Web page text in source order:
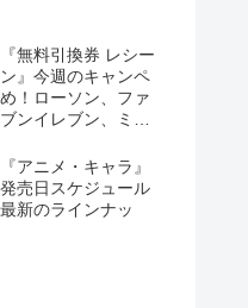
無料引換券 レシー
』今週のキャンペ
！ローソン、ファ
ンイレブン、ミニ
アニメ・キャラ』
売日スケジュール
新のラインナッ